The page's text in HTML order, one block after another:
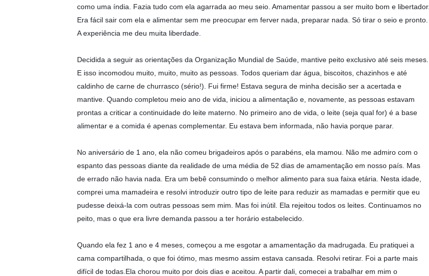
como uma índia. Fazia tudo com ela agarrada ao meu seio. Amamentar passou a ser muito bom e libertador.
Era fácil sair com ela e alimentar sem me preocupar em ferver nada, preparar nada. Só tirar o seio e pronto.
A experiência me deu muita liberdade.
Decidida a seguir as orientações da Organização Mundial de Saúde, mantive peito exclusivo até seis meses.
E isso incomodou muito, muito, muito as pessoas. Todos queriam dar água, biscoitos, chazinhos e até
caldinho de carne de churrasco (sério!). Fui firme! Estava segura de minha decisão ser a acertada e
mantive. Quando completou meio ano de vida, iniciou a alimentação e, novamente, as pessoas estavam
prontas a criticar a continuidade do leite materno. No primeiro ano de vida, o leite (seja qual for) é a base
alimentar e a comida é apenas complementar. Eu estava bem informada, não havia porque parar.
No aniversário de 1 ano, ela não comeu brigadeiros após o parabéns, ela mamou. Não me admiro com o
espanto das pessoas diante da realidade de uma média de 52 dias de amamentação em nosso país. Mas
de errado não havia nada. Era um bebê consumindo o melhor alimento para sua faixa etária. Nesta idade,
comprei uma mamadeira e resolvi introduzir outro tipo de leite para reduzir as mamadas e permitir que eu
pudesse deixá-la com outras pessoas sem mim. Mas foi inútil. Ela rejeitou todos os leites. Continuamos no
peito, mas o que era livre demanda passou a ter horário estabelecido.
Quando ela fez 1 ano e 4 meses, começou a me esgotar a amamentação da madrugada. Eu pratiquei a
cama compartilhada, o que foi ótimo, mas mesmo assim estava cansada. Resolvi retirar. Foi a parte mais
difícil de todas.Ela chorou muito por dois dias e aceitou. A partir dali, comecei a trabalhar em mim o